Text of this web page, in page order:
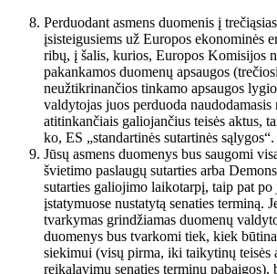
Perduodant asmens duomenis į
įsisteigusiems už Europos ekonominės
ribų, į šalis, kurios, Europos Komisijos
pakankamos duomenų apsaugos
neužtikrinančios tinkamo apsaugos
valdytojas juos perduoda naudodamasis
atitinkančiais galiojančius teisės aktus,
ko, ES „standartinės sutartinės sąlygos“.
Jūsų asmens duomenys bus saugomi
švietimo paslaugų sutarties arba
sutarties galiojimo laikotarpį, taip pat
įstatymuose nustatytą senaties terminą.
tvarkymas grindžiamas duomenų
duomenys bus tvarkomi tiek, kiek
siekimui (visų pirma, iki taikytinų teisės
reikalavimų senaties terminų pabaigos),